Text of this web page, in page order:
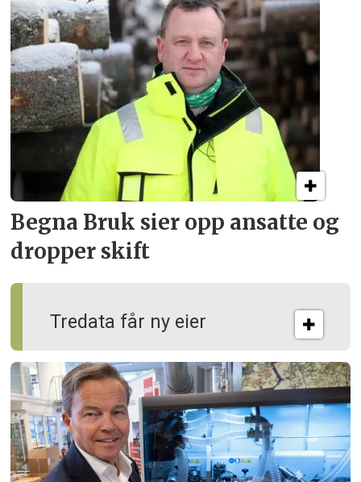
Tredata får ny eier
Begna Bruk sier opp ansatte og
dropper skift